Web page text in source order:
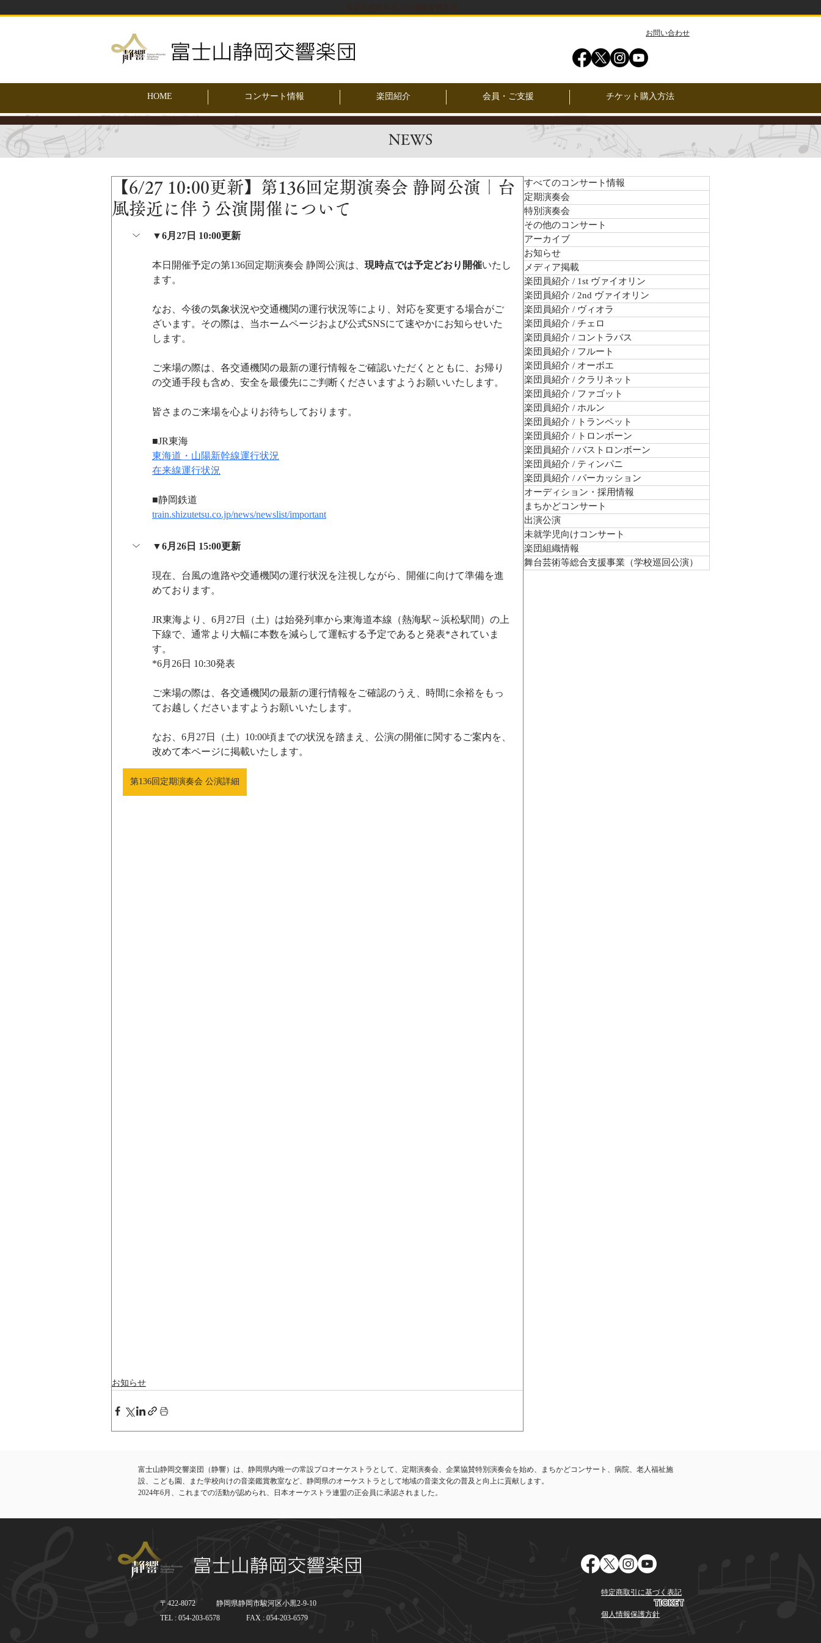
​お問い合わせ
HOME コンサート情報 楽団紹介 会員・ご支援 チケット購入方法
NEWS
【6/27 10:00更新】第136回定期演奏会 静岡公演｜台
風接近に伴う公演開催について
▼6月27日 10:00更新
本日開催予定の第136回定期演奏会 静岡公演は、 現時点では予定どおり開催いたし
ます。
なお、今後の気象状況や交通機関の運行状況等により、対応を変更する場合がご
ざいます。その際は、当ホームページおよび公式SNSにて速やかにお知らせいた
します。
ご来場の際は、各交通機関の最新の運行情報をご確認いただくとともに、お帰り
の交通手段も含め、安全を最優先にご判断くださいますようお願いいたします。
皆さまのご来場を心よりお待ちしております。
■JR東海
東海道・山陽新幹線運行状況
在来線運行状況
■静岡鉄道
train.shizutetsu.co.jp/news/newslist/important
▼6月26日 15:00更新
現在、台風の進路や交通機関の運行状況を注視しながら、開催に向けて準備を進
めております。
JR東海より、6月27日（土）は始発列車から東海道本線（熱海駅～浜松駅間）の上
下線で、通常より大幅に本数を減らして運転する予定であると発表*されていま
す。
*6月26日 10:30発表
ご来場の際は、各交通機関の最新の運行情報をご確認のうえ、時間に余裕をもっ
てお越しくださいますようお願いいたします。
なお、6月27日（土）10:00頃までの状況を踏まえ、公演の開催に関するご案内を、
改めて本ページに掲載いたします。
第136回定期演奏会 公演詳細
お知らせ
すべてのコンサート情報
定期演奏会
特別演奏会
その他のコンサート
アーカイブ
お知らせ
メディア掲載
楽団員紹介 / 1st ヴァイオリン
楽団員紹介 / 2nd ヴァイオリン
楽団員紹介 / ヴィオラ
楽団員紹介 / チェロ
楽団員紹介 / コントラバス
楽団員紹介 / フルート
楽団員紹介 / オーボエ
楽団員紹介 / クラリネット
楽団員紹介 / ファゴット
楽団員紹介 / ホルン
楽団員紹介 / トランペット
楽団員紹介 / トロンボーン
楽団員紹介 / バストロンボーン
楽団員紹介 / ティンパニ
楽団員紹介 / パーカッション
オーディション・採用情報
まちかどコンサート
出演公演
未就学児向けコンサート
楽団組織情報
舞台芸術等総合支援事業（学校巡回公演）
​TICKET
富士山静岡交響楽団（静響）は、静岡県内唯一の常設プロオーケストラとして、定期演奏会、企業協賛特別演奏会を始め、まちかどコンサート、病院、老人福祉施
設、こども園、また学校向けの音楽鑑賞教室など、静岡県のオーケストラとして地域の音楽文化の普及と向上に貢献します。
​2024年6月、これまでの活動が認められ、日本オーケストラ連盟の正会員に承認されました。
〒422-8072
静岡県静岡市駿河区小黒2-9-10
TEL : 054-203-6578
FAX : 054-203-6579
特定商取引に基づく表記
​個人情報保護方針